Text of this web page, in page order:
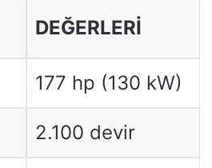
DEĞERLERI
177 hp (130 kW)
2.100 devir